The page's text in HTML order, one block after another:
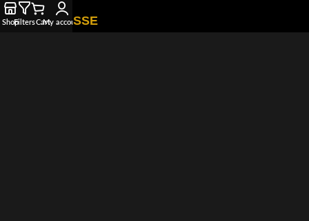
ADRESSE
ShopFiltersCartMy account